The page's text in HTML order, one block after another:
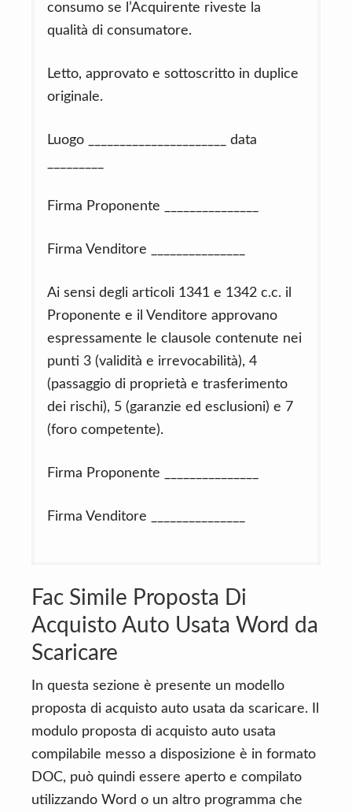
consumo se l’Acquirente riveste la
qualità di consumatore.
Letto, approvato e sottoscritto in duplice
originale.
Luogo ______________________ data
Firma Proponente _______________
Firma Venditore _______________
Ai sensi degli articoli 1341 e 1342 c.c. il
Proponente e il Venditore approvano
espressamente le clausole contenute nei
punti 3 (validità e irrevocabilità), 4
(passaggio di proprietà e trasferimento
dei rischi), 5 (garanzie ed esclusioni) e 7
(foro competente).
Firma Proponente _______________
Firma Venditore _______________
Fac Simile Proposta Di
Acquisto Auto Usata Word da
Scaricare
In questa sezione è presente un modello
proposta di acquisto auto usata da scaricare. Il
modulo proposta di acquisto auto usata
compilabile messo a disposizione è in formato
DOC, può quindi essere aperto e compilato
utilizzando Word o un altro programma che